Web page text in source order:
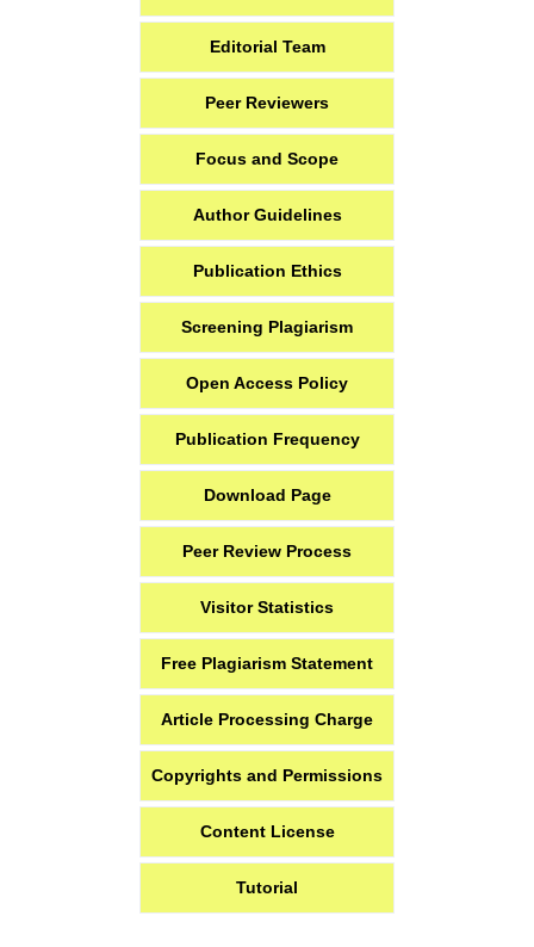
Editorial Team
Peer Reviewers
Focus and Scope
Author Guidelines
Publication Ethics
Screening Plagiarism
Open Access Policy
Publication Frequency
Download Page
Peer Review Process
Visitor Statistics
Free Plagiarism Statement
Article Processing Charge
Copyrights and Permissions
Content License
Tutorial